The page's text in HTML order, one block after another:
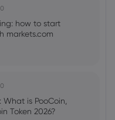
how to start
markets.com
is PooCoin,
Token 2026?